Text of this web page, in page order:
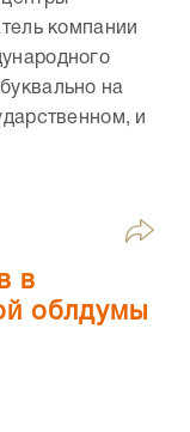
компании
на
и
в
облдумы